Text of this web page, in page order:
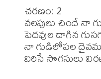
చరణం: 2
వలపులు చిందే నా
పెదవుల దాగిన
నా గుడిలోపల
విరిసే సొగసులు